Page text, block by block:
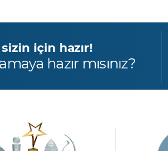
için hazır!
hazır mısınız?